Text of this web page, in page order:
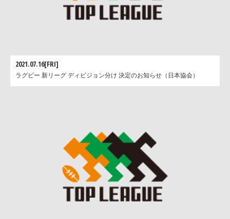
2021.07.16[FRI]
ラグビー 新リーグ ディビジョン分け 決定のお知らせ（日本協会）